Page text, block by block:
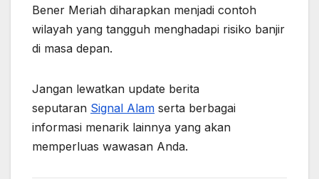
Bener Meriah diharapkan menjadi contoh
wilayah yang tangguh menghadapi risiko banjir
di masa depan.
Jangan lewatkan update berita
seputaran Signal Alam serta berbagai
informasi menarik lainnya yang akan
memperluas wawasan Anda.